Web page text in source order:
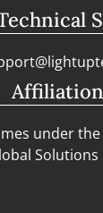
under
Solutions